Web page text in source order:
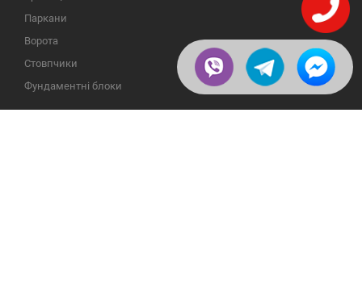
Паркани
Ворота
Стовпчики
Фундаментні блоки